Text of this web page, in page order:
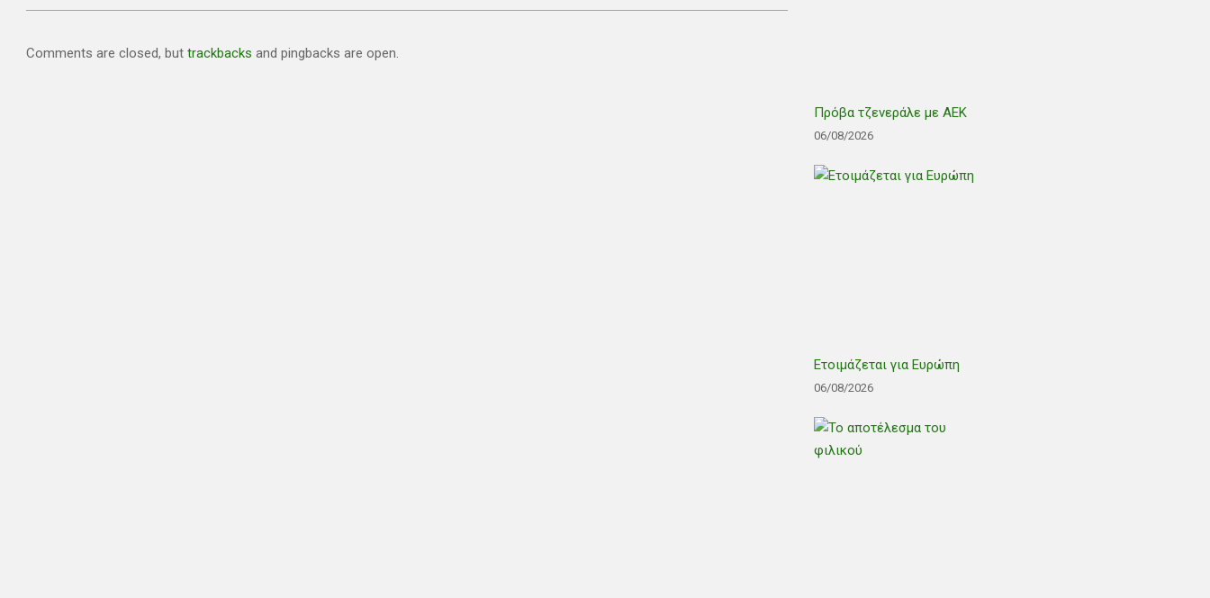
Comments are closed, but trackbacks and pingbacks are open.
Πρόβα τζενεράλε με ΑΕΚ
06/08/2026
Ετοιμάζεται για Ευρώπη
06/08/2026